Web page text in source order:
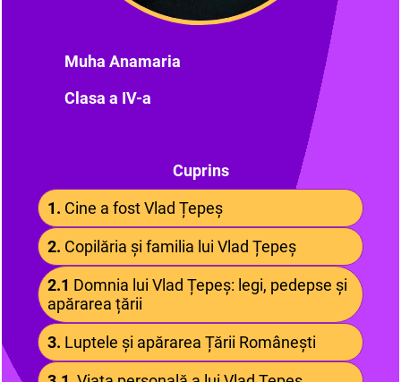
Muha Anamaria
Clasa a IV-a
Cuprins
1. Cine a fost Vlad Țepeș
2. Copilăria și familia lui Vlad Țepeș
2.1 Domnia lui Vlad Țepeș: legi, pedepse și
apărarea țării
3. Luptele și apărarea Țării Românești